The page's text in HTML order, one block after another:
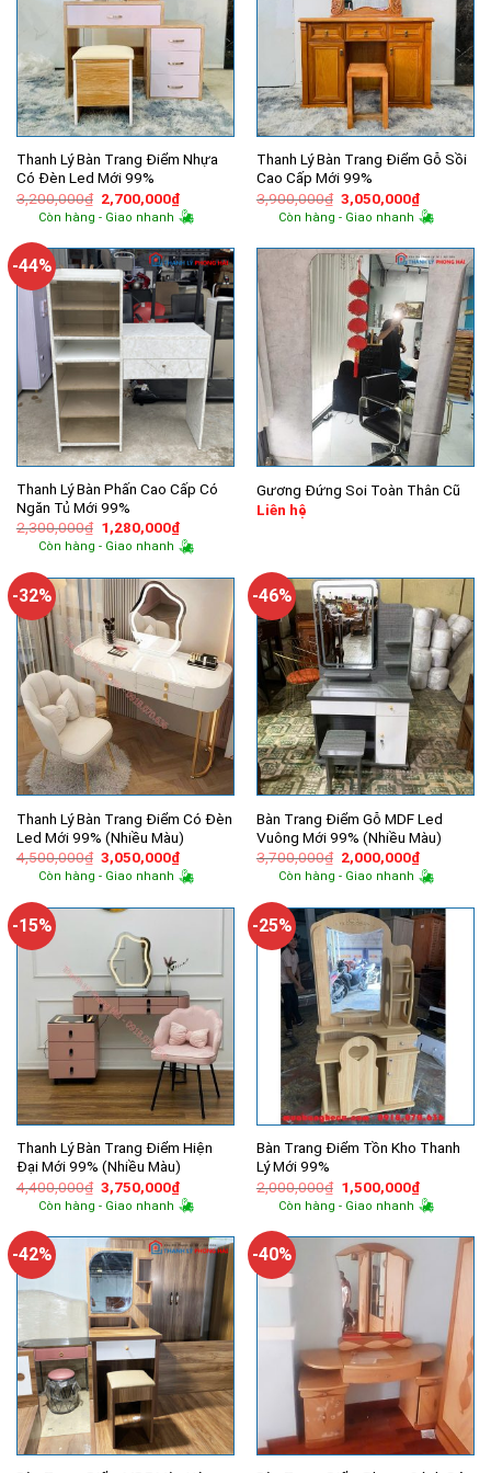
Thanh Lý Bàn Trang Điểm Nhựa
Có Đèn Led Mới 99%
3,200,000₫ Giá
gốc
là:
2,700,000₫Giá
hiện
tại
2,700,000₫.
Còn hàng - Giao nhanh
Thanh Lý Bàn Trang Điểm Gỗ Sồi
Cao Cấp Mới 99%
3,900,000₫ Giá
gốc
là:
3,050,000₫Giá
hiện
tại
Còn hàng - Giao nhanh
-44%
Thanh Lý Bàn Phấn Cao Cấp Có
Ngăn Tủ Mới 99%
2,300,000₫ Giá
gốc
là:
1,280,000₫Giá
hiện
tại
1,280,000₫.
Còn hàng - Giao nhanh
Gương Đứng Soi Toàn Thân Cũ
Liên hệ
-32%
Thanh Lý Bàn Trang Điểm Có Đèn
Led Mới 99% (Nhiều Màu)
4,500,000₫ Giá
gốc
là:
3,050,000₫Giá
hiện
tại
3,050,000₫.
Còn hàng - Giao nhanh
-46%
Bàn Trang Điểm Gỗ MDF Led
Vuông Mới 99% (Nhiều Màu)
3,700,000₫ Giá
gốc
là:
2,000,000₫Giá
hiện
tại
Còn hàng - Giao nhanh
-15%
Thanh Lý Bàn Trang Điểm Hiện
Đại Mới 99% (Nhiều Màu)
4,400,000₫ Giá
gốc
là:
3,750,000₫Giá
hiện
tại
3,750,000₫.
Còn hàng - Giao nhanh
-25%
Bàn Trang Điểm Tồn Kho Thanh
Lý Mới 99%
2,000,000₫ Giá
gốc
là:
1,500,000₫Giá
hiện
tại
Còn hàng - Giao nhanh
-42% -40%